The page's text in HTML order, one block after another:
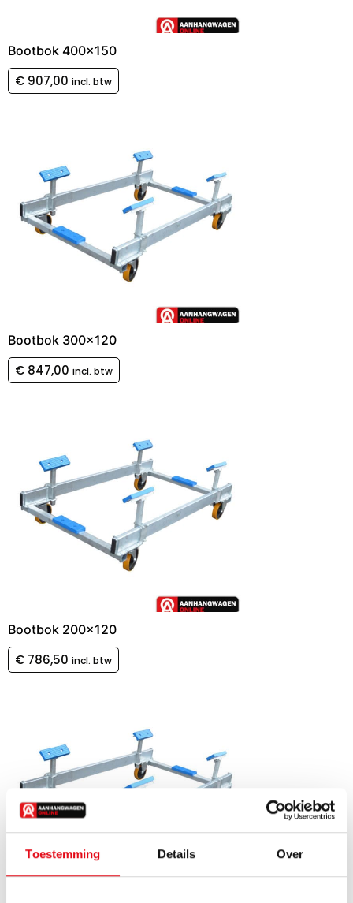
Toestemming Details Over
Bootbok 400×150
€ 907,00 incl. btw
Bootbok 300×120
€ 847,00 incl. btw
Bootbok 200×120
€ 786,50 incl. btw